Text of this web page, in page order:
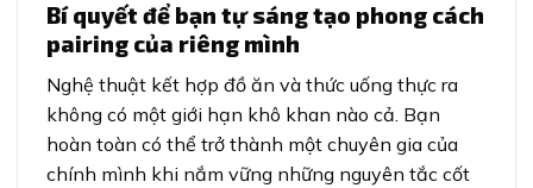
Bí quyết để bạn tự sáng tạo phong cách
pairing của riêng mình
Nghệ thuật kết hợp đồ ăn và thức uống thực ra
không có một giới hạn khô khan nào cả. Bạn
hoàn toàn có thể trở thành một chuyên gia của
chính mình khi nắm vững những nguyên tắc cốt